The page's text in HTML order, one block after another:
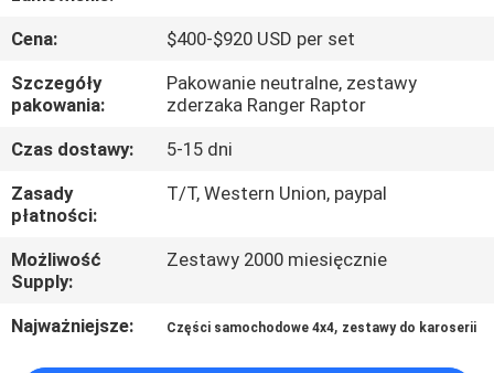
FABRYCE
KONTROLA
JAKOŚCI
SKONTAKTUJ
SIĘ
Z
NAMI
Cena:
$400-$920 USD per set
Szczegóły
pakowania:
Pakowanie neutralne, zestawy
zderzaka Ranger Raptor
Czas dostawy:
5-15 dni
Zasady
płatności:
T/T, Western Union, paypal
Możliwość
Supply:
Zestawy 2000 miesięcznie
Najważniejsze: Części samochodowe 4x4, zestawy do karoserii